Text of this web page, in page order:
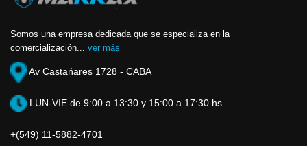
Somos una empresa dedicada que se especializa en la
comercialización... ver más
Av Castańares 1728 - CABA
LUN-VIE de 9:00 a 13:30 y 15:00 a 17:30 hs
+(549) 11-5882-4701